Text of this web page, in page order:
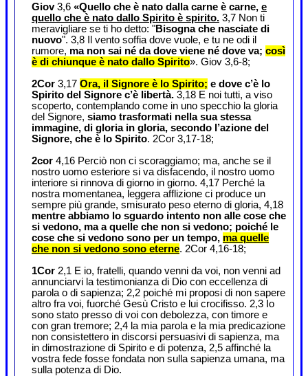
Giov3,6 «Quello che è nato dalla carne è carne, e
quello che è nato dallo Spirito è spirito. 3,7 Non ti
meravigliare se ti ho detto: "Bisogna che nasciate di
nuovo". 3,8 Il vento soffia dove vuole, e tu ne odi il
rumore, ma non sai né da dove viene né dove va; così
è di chiunque è nato dallo Spirito». Giov 3,6-8;
2Cor 3,17 Ora, il Signore è lo Spirito; e dove c’è lo
Spirito del Signore c’è libertà. 3,18 E noi tutti, a viso
scoperto, contemplando come in uno specchio la gloria
del Signore, siamo trasformati nella sua stessa
immagine, di gloria in gloria, secondo l’azione del
Signore, che è lo Spirito. 2Cor 3,17-18;
2cor 4,16 Perciò non ci scoraggiamo; ma, anche se il
nostro uomo esteriore si va disfacendo, il nostro uomo
interiore si rinnova di giorno in giorno. 4,17 Perché la
nostra momentanea, leggera afflizione ci produce un
sempre più grande, smisurato peso eterno di gloria, 4,18
mentre abbiamo lo sguardo intento non alle cose che
si vedono, ma a quelle che non si vedono; poiché le
cose che si vedono sono per un tempo, ma quelle
che non si vedono sono eterne. 2Cor 4,16-18;
1Cor 2,1 E io, fratelli, quando venni da voi, non venni ad
annunciarvi la testimonianza di Dio con eccellenza di
parola o di sapienza; 2,2 poiché mi proposi di non sapere
altro fra voi, fuorché Gesù Cristo e lui crocifisso. 2,3 Io
sono stato presso di voi con debolezza, con timore e
con gran tremore; 2,4 la mia parola e la mia predicazione
non consistettero in discorsi persuasivi di sapienza, ma
in dimostrazione di Spirito e di potenza, 2,5 affinché la
vostra fede fosse fondata non sulla sapienza umana, ma
sulla potenza di Dio.